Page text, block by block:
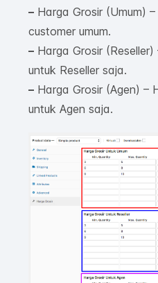
– Harga Grosir (Umum)
customer umum.
– Harga Grosir
untuk Reseller saja.
– Harga Grosir (Agen) –
untuk Agen saja.